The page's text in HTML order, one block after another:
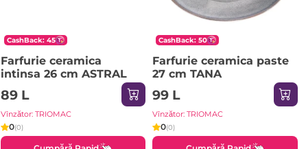
CashBack: 45
Farfurie ceramica
intinsa 26 cm ASTRAL
89 L
Vînzător: TRIOMAC
0(0)
CashBack: 50
Farfurie ceramica paste
27 cm TANA
99 L
Vînzător: TRIOMAC
0(0)